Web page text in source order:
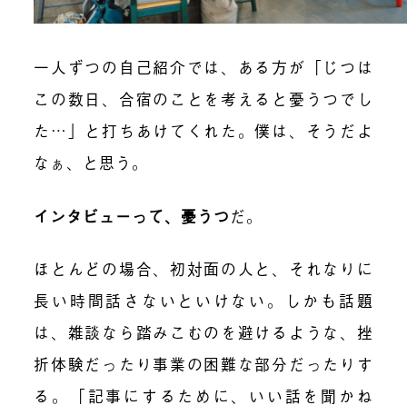
一人ずつの自己紹介では、ある方が「じつは
この数日、合宿のことを考えると憂うつでし
た…」と打ちあけてくれた。僕は、そうだよ
なぁ、と思う。
インタビューって、憂うつだ。
ほとんどの場合、初対面の人と、それなりに
長い時間話さないといけない。しかも話題
は、雑談なら踏みこむのを避けるような、挫
折体験だったり事業の困難な部分だったりす
る。「記事にするために、いい話を聞かね